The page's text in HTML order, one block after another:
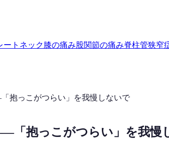
ートネック膝の痛み股関節の痛み脊柱管狭窄
抱っこがつらい」を我慢しないで
「抱っこがつらい」を我慢